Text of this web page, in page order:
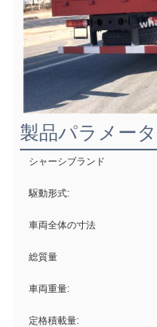
製品パラメータ
シャーシブランド
駆動形式:
車両全体の寸法
総質量
車両重量:
定格積載量: